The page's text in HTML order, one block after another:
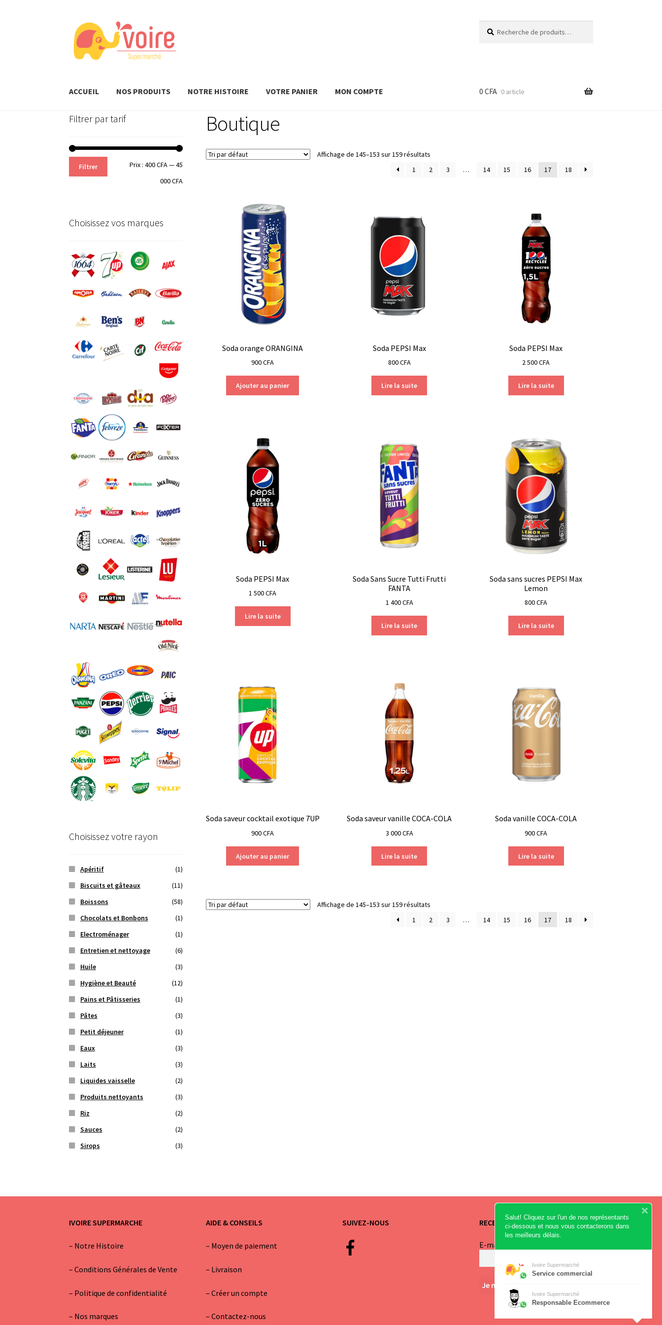
Aller
la
navigation
Aller
au
contenu
pour :
ACCUEIL NOS PRODUITS NOTRE HISTOIRE VOTRE PANIER MON COMPTE 0 CFA 0 article
Boutique
Affichage de 145–153 sur 159 résultats
1
2 3 … 14 15 16 17 18
Soda orange ORANGINA
900CFA
Ajouter au panier
Soda PEPSI Max
800CFA
Lire la suite
Soda PEPSI Max
2 500CFA
Lire la suite
Soda PEPSI Max
1 500CFA
Lire la suite
Soda Sans Sucre Tutti Frutti
FANTA
1 400CFA
Lire la suite
Soda sans sucres PEPSI Max
Lemon
800CFA
Lire la suite
Soda saveur cocktail exotique 7UP
900CFA
Ajouter au panier
Soda saveur vanille COCA-COLA
3 000CFA
Lire la suite
Soda vanille COCA-COLA
900CFA
Lire la suite
Affichage de 145–153 sur 159 résultats
1
2 3 … 14 15 16 17 18
Filtrer par tarif
Filtrer Prix :400 CFA—45
000 CFA
Choisissez vos marques
Choisissez votre rayon
Apéritif
(1)
Biscuits et gâteaux
(11)
Boissons
(58)
Chocolats et Bonbons
(1)
Electroménager
(1)
Entretien et nettoyage
(6)
Huile
(3)
Hygiène et Beauté
(12)
Pains et Pâtisseries
(1)
Pâtes
(3)
Petit déjeuner
(1)
Eaux
(3)
Laits
(3)
Liquides vaisselle
(2)
Produits nettoyants
(3)
Riz
(2)
Sauces
(2)
Sirops
(3)
IVOIRE SUPERMARCHE
– Notre Histoire
–Conditions Générales de Vente
– Politique de confidentialité
– Nos marques
AIDE & CONSEILS
– Moyen de paiement
– Livraison
– Créer un compte
– Contactez-nous
SUIVEZ-NOUS RECEVEZ NOS OFFRES
E-mail
Salut! Cliquez sur l'un de nos représentants
ci-dessous et nous vous contacterons dans
les meilleurs délais.
Ivoire Supermarché
Service commercial
Ivoire Supermarché
Responsable Ecommerce